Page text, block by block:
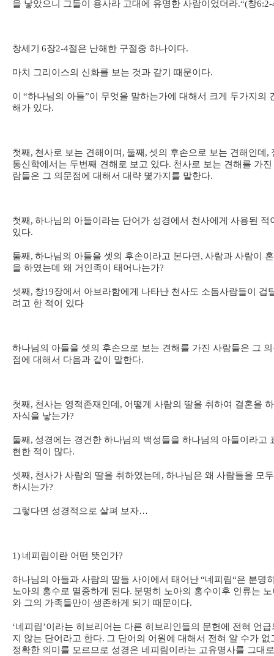
을 낳았으니 그들이 용사라 고대에 유명한 사람이었더라.“(창6:2-
창세기 6장2-4절은 난해한 구절중 하나이다.
마치 그리이스의 신화를 보는 것과 같기 때문이다.
이 “하나님의 아들”이 무엇을 말하는가에 대해서 크게 두가지의
해가 있다.
첫째 , 천사로 보는 견해이며 , 둘째 , 셋의 후손으로 보는 견해인데 ,
통신학에서는 두번째 견해로 보고 있다. 천사로 보는 견해를 가진
람들은 그 의문점에 대해서 대략 몇가지를 말한다.
첫째 , 하나님의 아들이라는 단어가 성경에서 천사에게 사용된 적
있다.
둘째 , 하나님의 아들을 셋의 후손이라고 본다면 , 사람과 사람이
을 하였는데 왜 거인족이 태어나는가?
셋째 , 창19장에서 아브라함에게 나타난 천사도 소돔사람들이 겁
려고 한 적이 있다
하나님의 아들을 셋의 후손으로 보는 견해를 가진 사람들은 그
점에 대해서 다음과 같이 말한다.
첫째 , 천사는 영적존재인데 , 어떻게 사람의 딸을 취하여 결혼을
자식을 낳는가?
둘째 , 성경에는 경건한 하나님의 백성들을 하나님의 아들이라고
현한 적이 많다.
셋째 , 천사가 사람의 딸을 취하였는데 , 하나님은 왜 사람들을 모
하시는가?
그렇다면 성경적으로 살펴 보자…
1) 네피림이란 어떤 뜻인가?
하나님의 아들과 사람의 딸들 사이에서 태어난“네피림“은 분명
노아의 홍수로 멸종하게 된다. 분명히 노아의 홍수이후 인류는 노
와 그의 가족들만이 생존하게 되기 때문이다.
‘네피림’이라는 히브리어는 다른 히브리인들의 문헌에 전혀 언급
지 않는 단어라고 한다. 그 단어의 어원에 대해서 전혀 알 수가 없
정확한 의미를 모르므로 성경은 네피림이라는 고유명사를 그대